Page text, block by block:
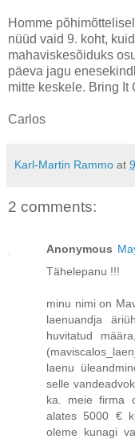
Homme
nüüd vaid 9. koht,
mahaviskesõiduks
päeva jagu
mitte keskele. Bring It
Carlos
Karl-Martin Rammo at
2 comments:
Anonymous
Tähelepanu !!!
minu nimi on
laenuandja
huvitatud
laenu
selle
ka. meie firma
alates 5000 €
oleme kunagi